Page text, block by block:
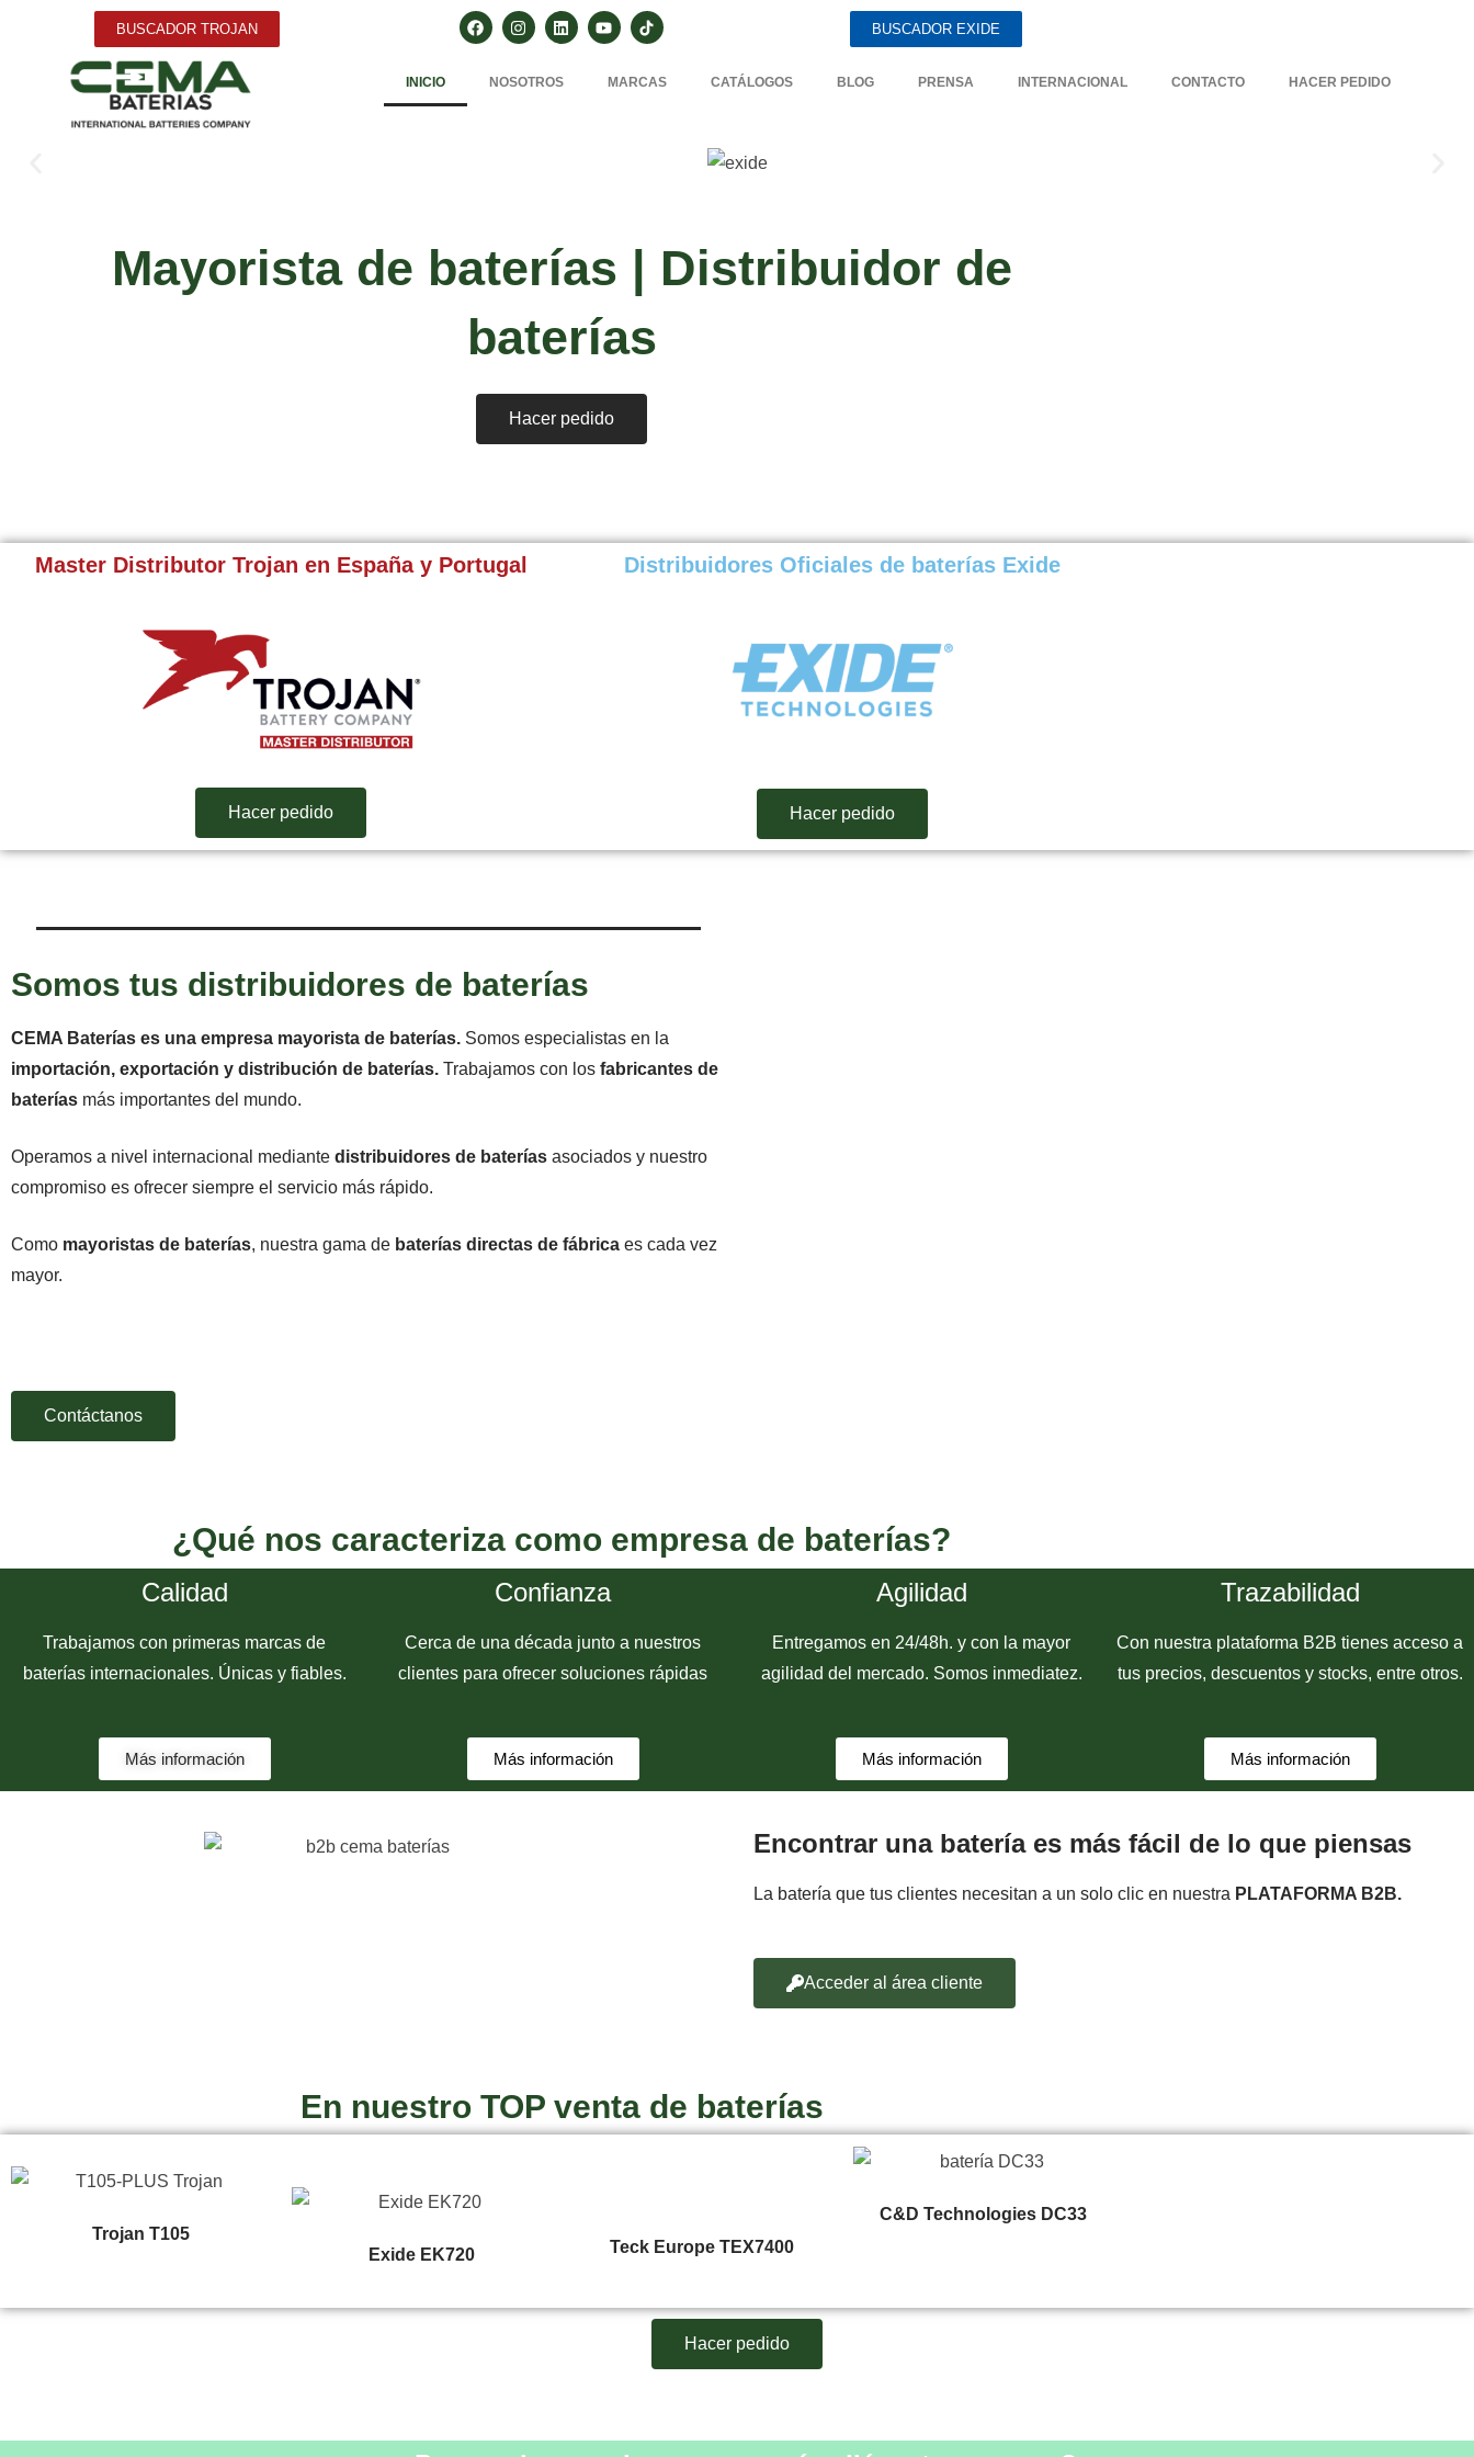
BUSCADOR TROJAN BUSCADOR EXIDE
INICIO NOSOTROS MARCAS CATÁLOGOS BLOG PRENSA INTERNACIONAL CONTACTO HACER PEDIDO
Mayorista de baterías | Distribuidor de
baterías
Hacer pedido
Master Distributor Trojan en España y Portugal
Hacer pedido
Distribuidores Oficiales de baterías Exide
Hacer pedido
Somos tus distribuidores de baterías
CEMA Baterías es una empresa mayorista de baterías. Somos especialistas en la
importación, exportación y distribución de baterías. Trabajamos con los fabricantes de
baterías más importantes del mundo.
Operamos a nivel internacional mediante distribuidores de baterías asociados y nuestro
compromiso es ofrecer siempre el servicio más rápido.
Como mayoristas de baterías, nuestra gama de baterías directas de fábrica es cada vez
mayor.
Contáctanos
¿Qué nos caracteriza como empresa de baterías?
Calidad
Trabajamos con primeras marcas de
baterías internacionales. Únicas y fiables.
Más información
Confianza
Cerca de una década junto a nuestros
clientes para ofrecer soluciones rápidas
Más información
Agilidad
Entregamos en 24/48h. y con la mayor
agilidad del mercado. Somos inmediatez.
Más información
Trazabilidad
Con nuestra plataforma B2B tienes acceso a
tus precios, descuentos y stocks, entre otros.
Más información
Encontrar una batería es más fácil de lo que piensas
La batería que tus clientes necesitan a un solo clic en nuestra PLATAFORMA B2B.
Acceder al área cliente
En nuestro TOP venta de baterías
Trojan T105
Exide EK720
Teck Europe TEX7400
C&D Technologies DC33
Hacer pedido